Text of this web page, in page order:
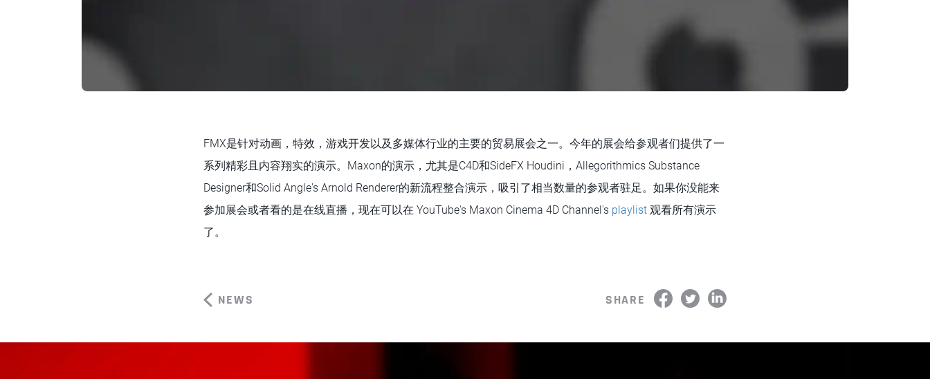
FMX是针对动画，特效，游戏开发以及多媒体行业的主要的贸易展会之一。今年的展会给参观者们提供了一
系列精彩且内容翔实的演示。Maxon的演示，尤其是C4D和SideFX Houdini，Allegorithmics Substance
Designer和Solid Angle's Arnold Renderer的新流程整合演示，吸引了相当数量的参观者驻足。如果你没能来
参加展会或者看的是在线直播，现在可以在 YouTube's Maxon Cinema 4D Channel's playlist 观看所有演示
了。
NEWS SHARE